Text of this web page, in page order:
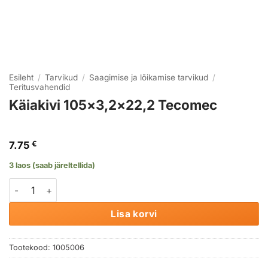
Esileht / Tarvikud / Saagimise ja lõikamise tarvikud /
Teritusvahendid
Käiakivi 105×3,2×22,2 Tecomec
7.75 €
3 laos (saab järeltellida)
Käiakivi 105x3,2x22,2 Tecomec kogus
Lisa korvi
Tootekood: 1005006